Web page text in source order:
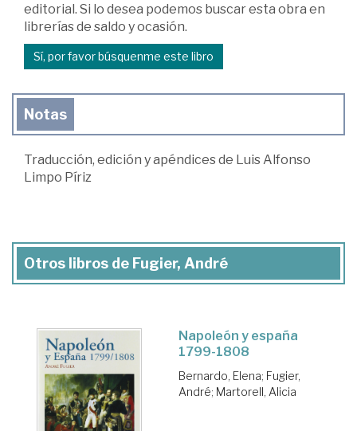
editorial. Si lo desea podemos buscar esta obra en
librerías de saldo y ocasión.
Sí, por favor búsquenme este libro
Notas
Traducción, edición y apéndices de Luis Alfonso
Limpo Píriz
Otros libros de Fugier, André
Napoleón y españa
1799-1808
Bernardo, Elena; Fugier,
André; Martorell, Alicia